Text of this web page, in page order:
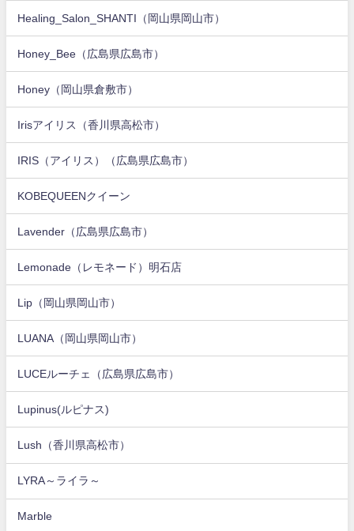
Healing_Salon_SHANTI（岡山県岡山市）
Honey_Bee（広島県広島市）
Honey（岡山県倉敷市）
Irisアイリス（香川県高松市）
IRIS（アイリス）（広島県広島市）
KOBEQUEENクイーン
Lavender（広島県広島市）
Lemonade（レモネード）明石店
Lip（岡山県岡山市）
LUANA（岡山県岡山市）
LUCEルーチェ（広島県広島市）
Lupinus(ルピナス)
Lush（香川県高松市）
LYRA～ライラ～
Marble